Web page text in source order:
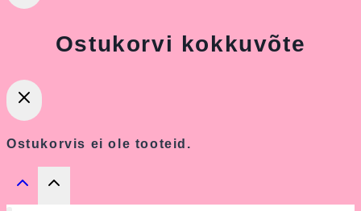
Ostukorvi kokkuvõte
Ostukorvis ei ole tooteid.